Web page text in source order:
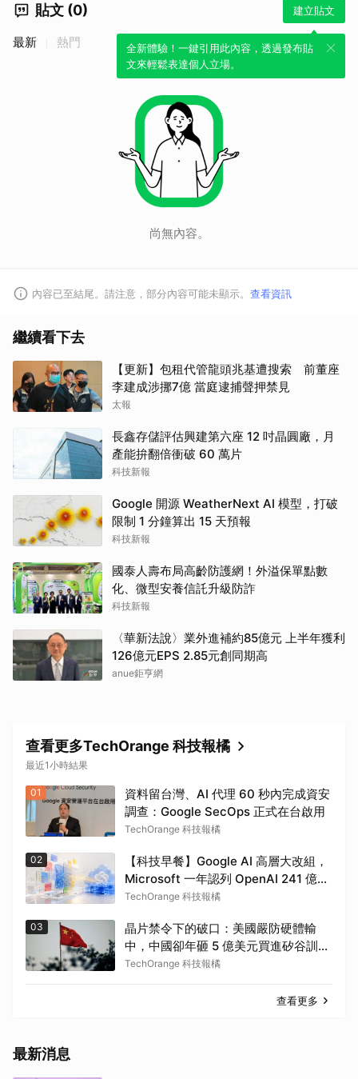
貼文 (0) 建立貼文
全新體驗！一鍵引用此內容，透過發布貼
文來輕鬆表達個人立場。
最新 熱門
尚無內容。
內容已至結尾。請注意，部分內容可能未顯示。 查看資訊
繼續看下去
【更新】包租代管龍頭兆基遭搜索 前董座
李建成涉挪7億 當庭逮捕聲押禁見
太報
長鑫存儲評估興建第六座 12 吋晶圓廠，月
產能拚翻倍衝破 60 萬片
科技新報
Google 開源 WeatherNext AI 模型，打破
限制 1 分鐘算出 15 天預報
科技新報
國泰人壽布局高齡防護網！外溢保單點數
化、微型安養信託升級防詐
科技新報
〈華新法說〉業外進補約85億元 上半年獲利
126億元EPS 2.85元創同期高
anue鉅亨網
查看更多TechOrange 科技報橘
最近1小時結果
01
資料留台灣、AI 代理 60 秒內完成資安
調查：Google SecOps 正式在台啟用
TechOrange 科技報橘
02
【科技早餐】Google AI 高層大改組，
Microsoft 一年認列 OpenAI 241 億美
元營收
TechOrange 科技報橘
03
晶片禁令下的破口：美國嚴防硬體輸
中，中國卻年砸 5 億美元買進矽谷訓練
資料
TechOrange 科技報橘
查看更多
最新消息
取消